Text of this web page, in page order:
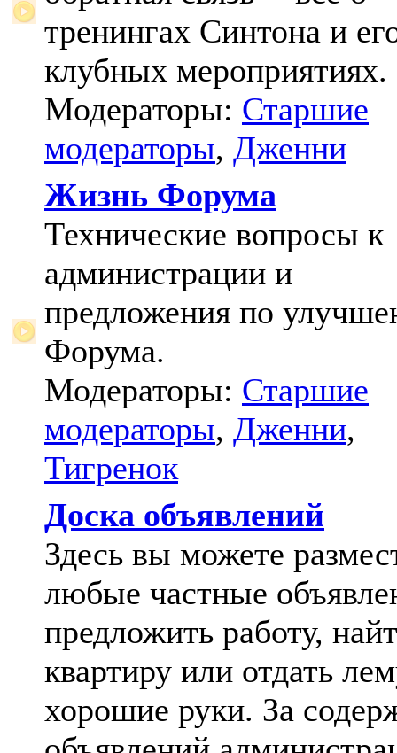
тренингах Синтона и
клубных мероприятиях.
Модераторы: Старшие
модераторы, Дженни
Жизнь Форума
Технические вопросы к
администрации и
предложения по
Форума.
Модераторы: Старшие
модераторы, Дженни,
Тигренок
Доска объявлений
Здесь вы можете
любые частные
предложить работу,
квартиру или отдать
хорошие руки. За